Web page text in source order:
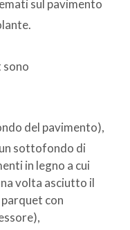
sul pavimento
sono
del pavimento),
sottofondo di
in legno a cui
volta asciutto il
con